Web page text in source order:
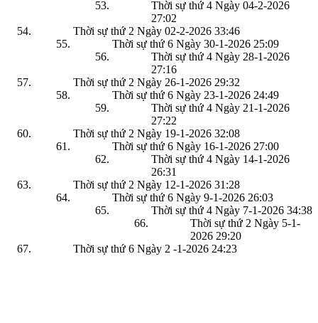
Thời sự thứ 4 Ngày 04-2-2026
27:02
Thời sự thứ 2 Ngày 02-2-2026 33:46
Thời sự thứ 6 Ngày 30-1-2026 25:09
Thời sự thứ 4 Ngày 28-1-2026
27:16
Thời sự thứ 2 Ngày 26-1-2026 29:32
Thời sự thứ 6 Ngày 23-1-2026 24:49
Thời sự thứ 4 Ngày 21-1-2026
27:22
Thời sự thứ 2 Ngày 19-1-2026 32:08
Thời sự thứ 6 Ngày 16-1-2026 27:00
Thời sự thứ 4 Ngày 14-1-2026
26:31
Thời sự thứ 2 Ngày 12-1-2026 31:28
Thời sự thứ 6 Ngày 9-1-2026 26:03
Thời sự thứ 4 Ngày 7-1-2026 34:38
Thời sự thứ 2 Ngày 5-1-
2026 29:20
Thời sự thứ 6 Ngày 2 -1-2026 24:23